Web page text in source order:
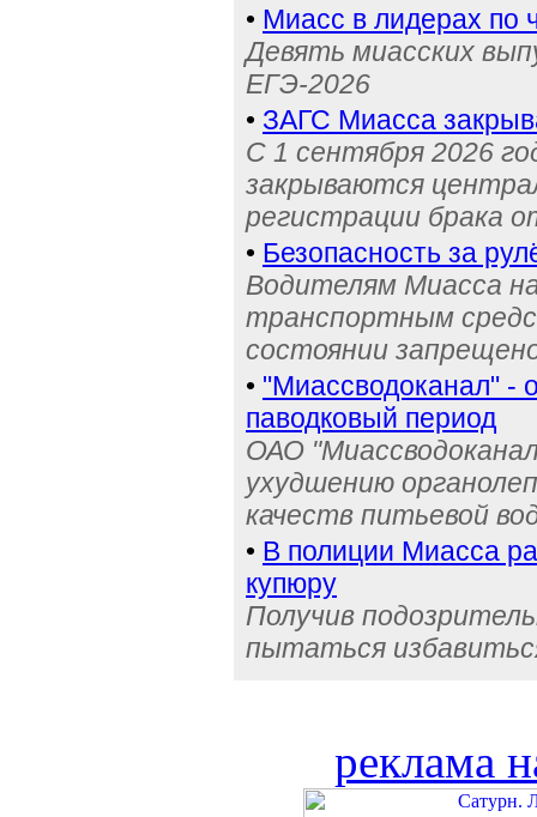
• Миасс в лидерах по
Девять миасских
ЕГЭ-2026
• ЗАГС Миасса
С 1 сентября 2026
закрываются
регистрации брака
• Безопасность за
Водителям Миасса
транспортным
состоянии
• "Миассводоканал" -
паводковый период
ОАО
ухудшению
качеств питьевой
• В полиции Миасса
купюру
Получив
пытаться
реклама